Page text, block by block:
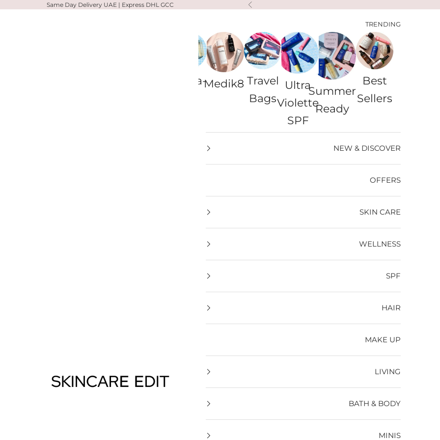
السابق Same Day Delivery UAE | Express DHL GCC
Skincare Edit
TRENDING
Best
Sellers
Summer
Ready
Ultra
Violette
SPF
Travel
Bags
Medik8
Alpha-
NEW & DISCOVER
OFFERS
SKIN CARE
WELLNESS
SPF
HAIR
MAKE UP
LIVING
BATH & BODY
MINIS